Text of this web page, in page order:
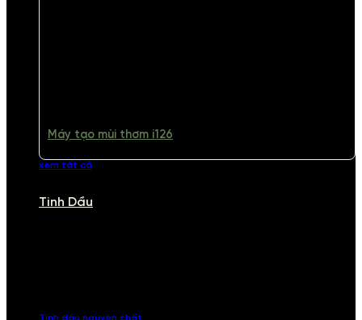
Máy tạo mùi thơm i126
xem tất cả
Tinh Dầu